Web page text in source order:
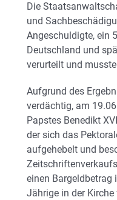
Die
und
Angeschuldigte, ein
Deutschland und
verurteilt und
Aufgrund des
verdächtig, am
Papstes Benedikt
der sich das
aufgehebelt und
einen Bargeldbetrag
Jährige in der